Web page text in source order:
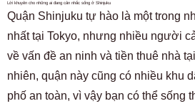
Lời khuyên cho những ai đang cân nhắc sống ở Shinjuku
Quận Shinjuku tự hào là một trong
nhất tại Tokyo, nhưng nhiều người
về vấn đề an ninh và tiền thuê nhà
nhiên, quận này cũng có nhiều khu
phố an toàn, vì vậy bạn có thể sống